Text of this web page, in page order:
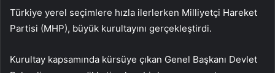
Türkiye yerel seçimlere hızla ilerlerken Milliyetçi Hareket
Partisi (MHP), büyük kurultayını gerçekleştirdi.
Kurultay kapsamında kürsüye çıkan Genel Başkanı Devlet